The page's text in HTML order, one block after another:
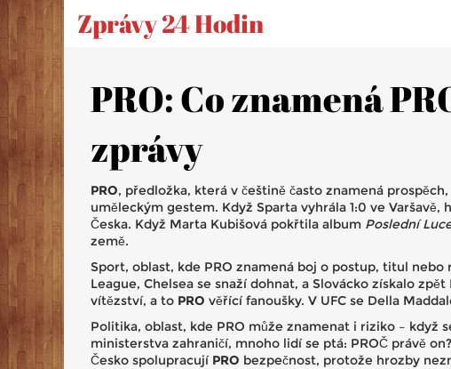
Zprávy 24 Hodin
PRO: Co znamená
zprávy
PRO, předložka, která v češtině často znamená
uměleckým gestem. Když Sparta vyhrála 1:0 ve Varšavě,
Česka. Když Marta Kubišová pokřtila album Poslední
země.
Sport, oblast, kde PRO znamená boj o postup, titul nebo
League, Chelsea se snaží dohnat, a Slovácko získalo
vítězství, a to PRO věřící fanoušky. V UFC se Della
Politika, oblast, kde PRO může znamenat i riziko – když
ministerstva zahraničí, mnoho lidí se ptá: PROČ právě
Česko spolupracují PRO bezpečnost, protože hrozby